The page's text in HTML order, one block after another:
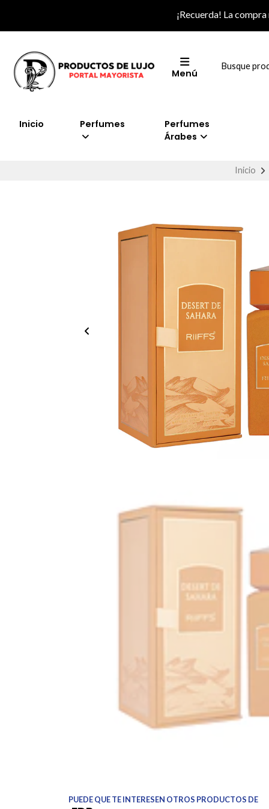
¡Recuerda! La
Menú
Inicio Perfumes
Perfumes
Árabes
Inicio
PUEDE QUE TE INTERESEN OTROS PRODUCTOS DE